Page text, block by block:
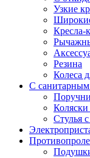
Узкие
Кресла-
Резина
Колеса
С
Поручни
Стулья